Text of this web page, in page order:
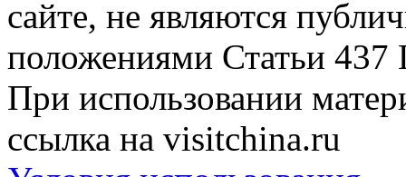
сайте, не являются
положениями Статьи 437
При использовании
ссылка на visitchina.ru